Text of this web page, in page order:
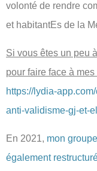
volonté de rendre
et habitantEs de la
Si vous êtes un peu
pour faire face à mes
https://lydia-
anti-validisme-gj-et-
En 2021, mon
également